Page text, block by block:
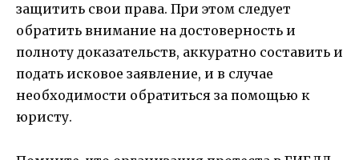
защитить свои права. При этом следует
обратить внимание на достоверность и
полноту доказательств, аккуратно составить и
подать исковое заявление, и в случае
необходимости обратиться за помощью к
юристу.